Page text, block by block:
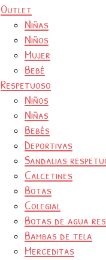
Outlet
Niñas
Niños
Mujer
Bebé
Respetuoso
Niños
Niñas
Bebés
Deportivas
Sandalias
Calcetines
Botas
Colegial
Botas de agua
Bambas de tela
Merceditas